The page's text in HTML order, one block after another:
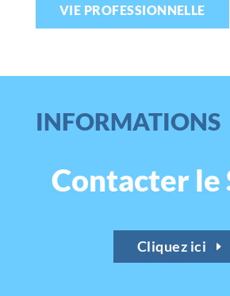
VIE PROFESSIONNELLE
INFORMATIONS
Contacter le
Cliquez ici